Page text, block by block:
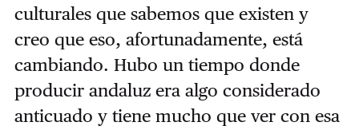
culturales que sabemos que existen y
creo que eso, afortunadamente, está
cambiando. Hubo un tiempo donde
producir andaluz era algo considerado
anticuado y tiene mucho que ver con esa